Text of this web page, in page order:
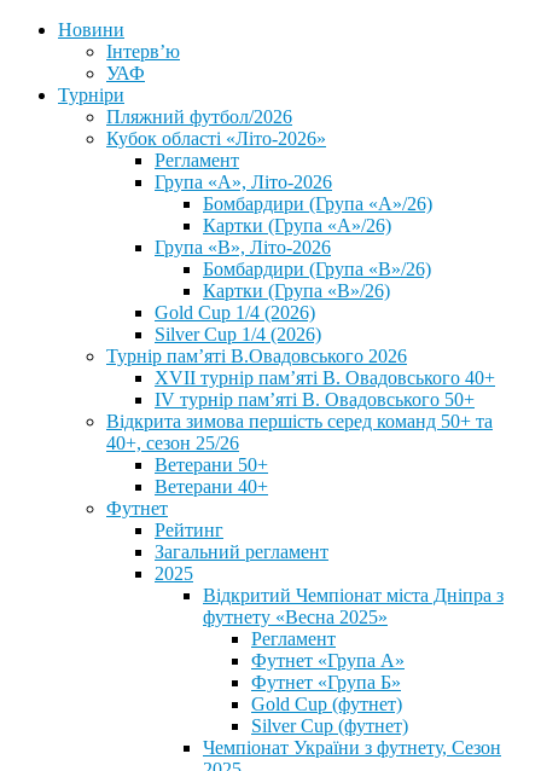
Новини
Інтерв’ю
УАФ
Турніри
Пляжний футбол/2026
Кубок області «Літо-2026»
Регламент
Група «А», Літо-2026
Бомбардири (Група «А»/26)
Картки (Група «А»/26)
Група «В», Літо-2026
Бомбардири (Група «В»/26)
Картки (Група «В»/26)
Gold Cup 1/4 (2026)
Silver Cup 1/4 (2026)
Турнір пам’яті В.Овадовського 2026
XVII турнір пам’яті В. Овадовського 40+
IV турнір пам’яті В. Овадовського 50+
Відкрита зимова першість серед команд 50+ та
40+, сезон 25/26
Ветерани 50+
Ветерани 40+
Футнет
Рейтинг
Загальний регламент
2025
Відкритий Чемпіонат міста Дніпра з
футнету «Весна 2025»
Регламент
Футнет «Група А»
Футнет «Група Б»
Gold Cup (футнет)
Silver Cup (футнет)
Чемпіонат України з футнету, Сезон